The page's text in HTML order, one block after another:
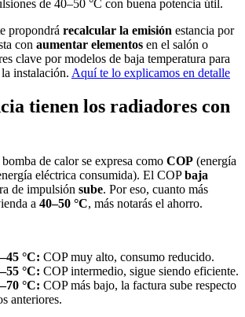
de 40–50 °C con buena potencia útil.
propondrá recalcular la emisión estancia por
con aumentar elementos en el salón o
clave por modelos de baja temperatura para
instalación. Aquí te lo explicamos en detalle
tienen los radiadores con
de calor se expresa como COP (energía
eléctrica consumida). El COPbaja
de impulsión sube. Por eso, cuanto más
a 40–50 °C, más notarás el ahorro.
°C: COP muy alto, consumo reducido.
°C: COP intermedio, sigue siendo eficiente.
°C: COP más bajo, la factura sube respecto
anteriores.